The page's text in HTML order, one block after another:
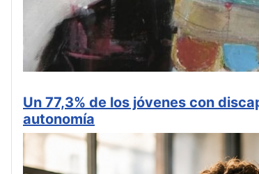
Un 77,3% de los jóvenes con
autonomía